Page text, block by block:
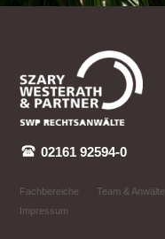
02161 92594-0
Fachbereiche Team & Anwälte
Impressum